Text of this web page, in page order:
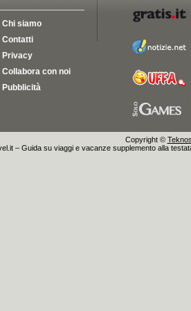
Chi siamo
Contatti
Privacy
Collabora con noi
Pubblicità
Copyright ©
– Guida su viaggi e vacanze supplemento alla